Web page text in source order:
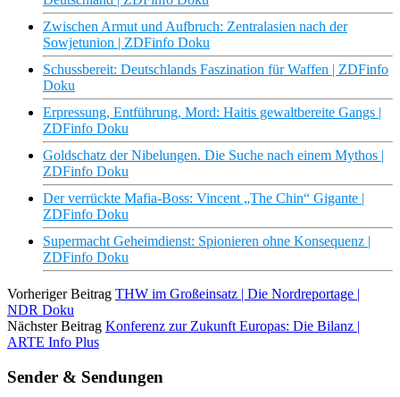
Zwischen Armut und Aufbruch: Zentralasien nach der
Sowjetunion | ZDFinfo Doku
Schussbereit: Deutschlands Faszination für Waffen | ZDFinfo
Doku
Erpressung, Entführung, Mord: Haitis gewaltbereite Gangs |
ZDFinfo Doku
Goldschatz der Nibelungen. Die Suche nach einem Mythos |
ZDFinfo Doku
Der verrückte Mafia-Boss: Vincent „The Chin“ Gigante |
ZDFinfo Doku
Supermacht Geheimdienst: Spionieren ohne Konsequenz |
ZDFinfo Doku
Vorheriger Beitrag THW im Großeinsatz | Die Nordreportage |
NDR Doku
Nächster Beitrag Konferenz zur Zukunft Europas: Die Bilanz |
ARTE Info Plus
Sender & Sendungen